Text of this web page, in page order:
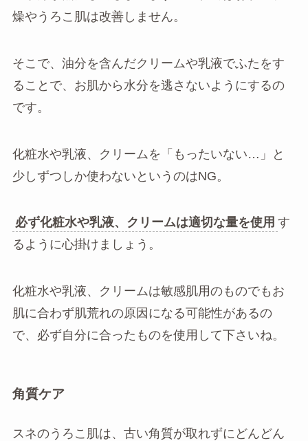
燥やうろこ肌は改善しません。
そこで、油分を含んだクリームや乳液でふたをす
ることで、お肌から水分を逃さないようにするの
です。
化粧水や乳液、クリームを「もったいない…」と
少しずつしか使わないというのはNG。
必ず化粧水や乳液、クリームは適切な量を使用 す
るように心掛けましょう。
化粧水や乳液、クリームは敏感肌用のものでもお
肌に合わず肌荒れの原因になる可能性があるの
で、必ず自分に合ったものを使用して下さいね。
角質ケア
スネのうろこ肌は、古い角質が取れずにどんどん